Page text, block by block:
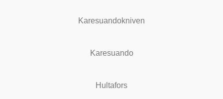
Karesuandokniven
Karesuando
Hultafors